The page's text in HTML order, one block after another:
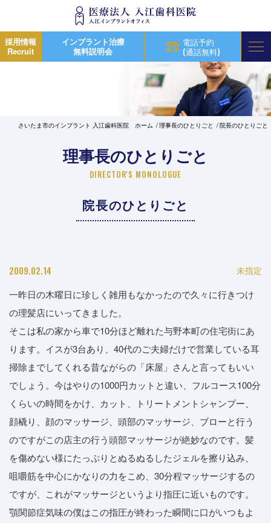
採用情報
Recruit
インプラント治療
無料説明会
電話予約
(通話無料)
さいたま市のインプラント 入江歯科医院 ホーム 理事長のひとりごと 院長のひとりごと
理事長のひとりごと
DIRECTOR'S MONOLOGUE
院長のひとりごと
2009.02.14 未指定
一昨日の木曜日に珍しく雑用もなかったので久々に行きつけ
の理髪店にいってきました。
そこは私の家から車で10分ほど離れた与野本町の住宅街にあ
ります。イスが3台あり、40代のご夫婦だけで営業している耳
掃除までしてくれる昔ながらの「床屋」さんと言ってもいい
でしょう。今はやりの1000円カットと違い、フルコース100分
くらいの時間をかけ、カット、トリートメントシャンプー、
顔橇り、顔のマッサージ、頭部のマッサージ、ブローと行う
のですがこの店主の行う頭部マッサージが絶妙なのです。髪
を傷めない様にたっぷりとぬるぬるしたジェルを擦り込み、
咀嚼筋を中心にかなりの力をこめ、30分程マッサージするの
ですが、これがマッサージというより指圧に近いものです。
顎関節症気味の僕はこの指圧が終わった瞬間に口がいつもよ